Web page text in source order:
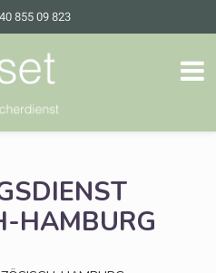
855 09 823
HAMBURG